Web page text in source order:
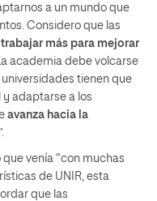
a un mundo que
Considero que las
más para mejorar
academia debe volcarse
tienen que
adaptarse a los
avanza hacia la
venía “con muchas
de UNIR, esta
que las